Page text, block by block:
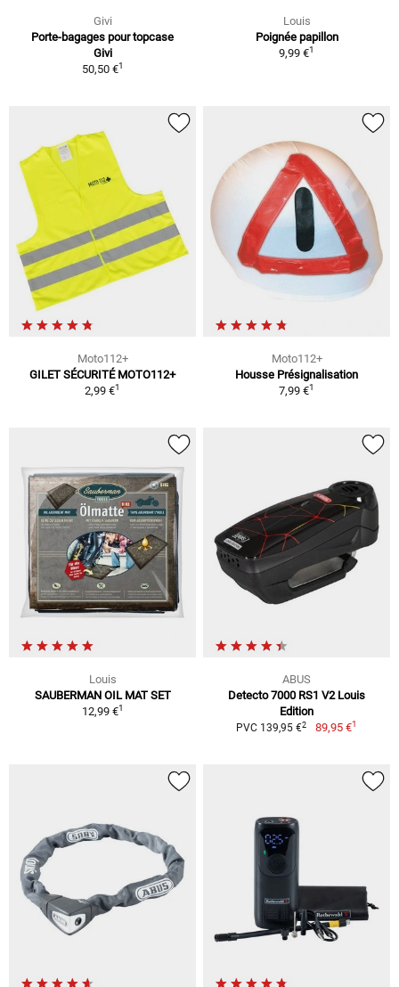
Givi
Porte-bagages pour topcase
Givi
50,50 €1
Louis
Poignée papillon
9,99 €1
Moto112+
GILET SÉCURITÉ MOTO112+
2,99 €1
Moto112+
Housse Présignalisation
7,99 €1
Louis
SAUBERMAN OIL MAT SET
12,99 €1
ABUS
Detecto 7000 RS1 V2 Louis
Edition
PVC 139,95 €2 89,95 €1